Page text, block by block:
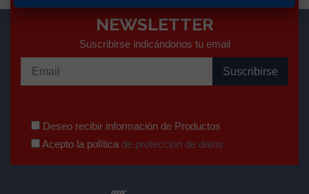
NEWSLETTER
Suscribirse indicándonos tu email
Deseo recibir información de Productos
Acepto la política de protección de datos